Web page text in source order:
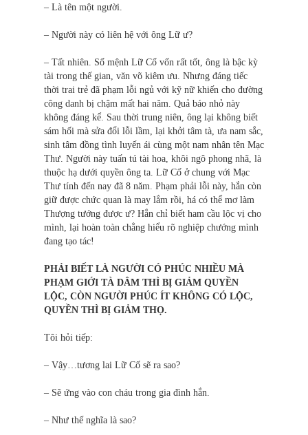
– Là tên một người.
– Người này có liên hệ với ông Lữ ư?
– Tất nhiên. Số mệnh Lữ Cố vốn rất tốt, ông là bậc kỳ
tài trong thế gian, văn võ kiêm ưu. Nhưng đáng tiếc
thời trai trẻ đã phạm lỗi ngủ với kỹ nữ khiến cho đường
công danh bị chậm mất hai năm. Quả báo nhỏ này
không đáng kể. Sau thời trung niên, ông lại không biết
sám hối mà sửa đổi lỗi lầm, lại khởi tâm tà, ưa nam sắc,
sinh tâm đồng tình luyến ái cùng một nam nhân tên Mạc
Thư. Người này tuấn tú tài hoa, khôi ngô phong nhã, là
thuộc hạ dưới quyền ông ta. Lữ Cố ở chung với Mạc
Thư tính đến nay đã 8 năm. Phạm phải lỗi này, hắn còn
giữ được chức quan là may lắm rồi, há có thể mơ làm
Thượng tướng được ư? Hắn chỉ biết ham cầu lộc vị cho
mình, lại hoàn toàn chẳng hiểu rõ nghiệp chướng mình
đang tạo tác!
PHẢI BIẾT LÀ NGƯỜI CÓ PHÚC NHIỀU MÀ
PHẠM GIỚI TÀ DÂM THÌ BỊ GIẢM QUYỀN
LỘC, CÒN NGƯỜI PHÚC ÍT KHÔNG CÓ LỘC,
QUYỀN THÌ BỊ GIẢM THỌ.
Tôi hỏi tiếp:
– Vậy…tương lai Lữ Cố sẽ ra sao?
– Sẽ ứng vào con cháu trong gia đình hắn.
– Như thế nghĩa là sao?